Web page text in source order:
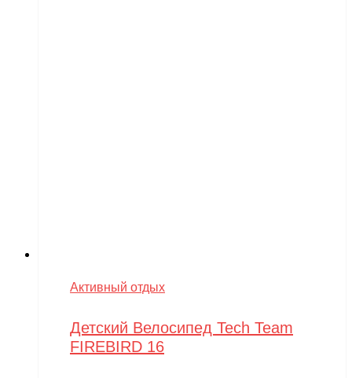
Активный отдых
Детский Велосипед Tech Team
FIREBIRD 16